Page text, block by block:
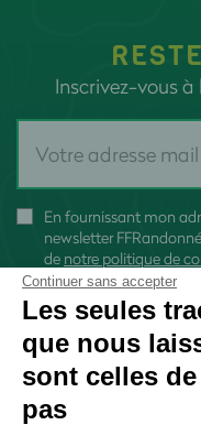
Inscrivez-vous
En fournissant mon
newsletter
de notre politique de
Continuer sans accepter
Les seules
que nous
sont celles
pas